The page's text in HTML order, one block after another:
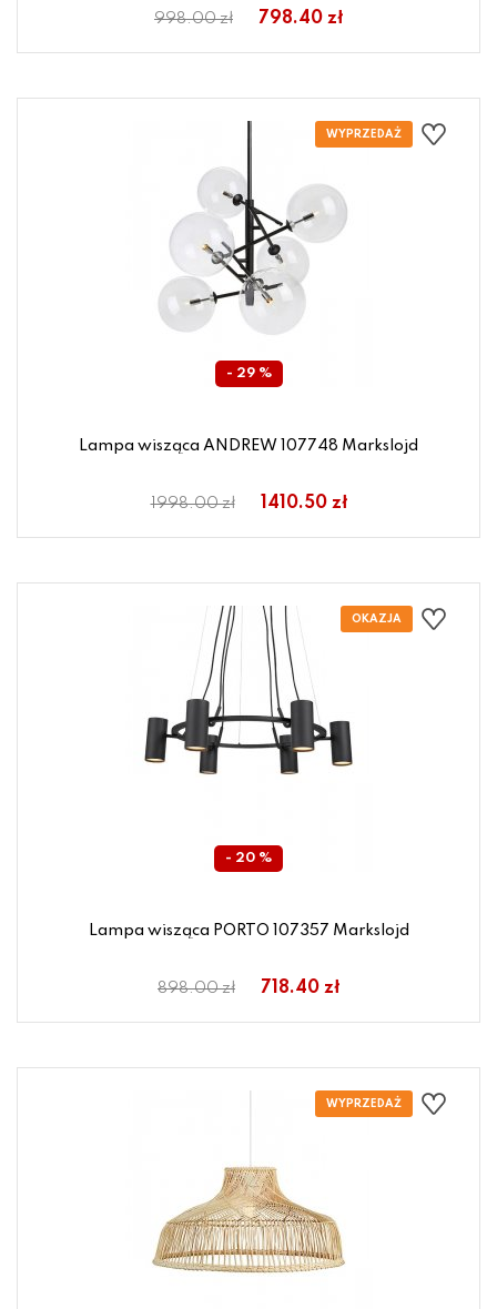
998.00 zł 798.40 zł
- 29 %
Lampa wisząca ANDREW 107748 Markslojd
1998.00 zł 1410.50 zł
- 20 %
Lampa wisząca PORTO 107357 Markslojd
898.00 zł 718.40 zł